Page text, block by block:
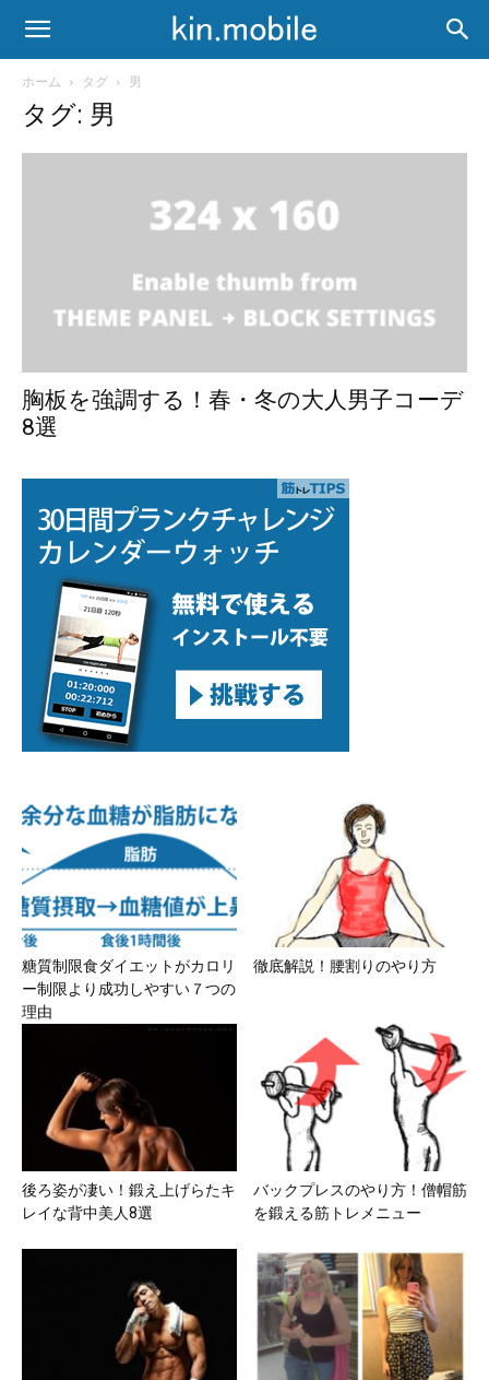
ホーム タグ 男
タグ: 男
胸板を強調する！春・冬の大人男子コーデ
8選
糖質制限食ダイエットがカロリ
ー制限より成功しやすい７つの
理由
徹底解説！腰割りのやり方
後ろ姿が凄い！鍛え上げらたキ
レイな背中美人8選
バックプレスのやり方！僧帽筋
を鍛える筋トレメニュー